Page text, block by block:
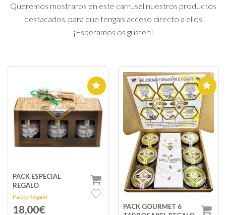
Queremos mostraros en este carrusel nuestros productos
destacados, para que tengáis acceso directo a ellos
¡Esperamos os gusten!
PACK ESPECIAL
REGALO
Packs Regalo
18,00€
PACK GOURMET 6